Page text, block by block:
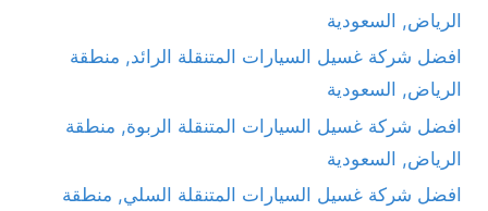
الرياض, السعودية
افضل شركة غسيل السيارات المتنقلة الرائد, منطقة
الرياض, السعودية
افضل شركة غسيل السيارات المتنقلة الربوة, منطقة
الرياض, السعودية
افضل شركة غسيل السيارات المتنقلة السلي, منطقة